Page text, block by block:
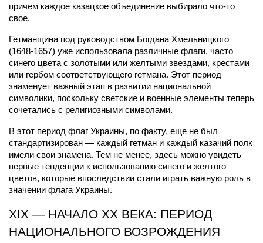
причем каждое казацкое объединение выбирало что-то
свое.
Гетманщина под руководством Богдана Хмельницкого
(1648-1657) уже использовала различные флаги, часто
синего цвета с золотыми или желтыми звездами, крестами
или гербом соответствующего гетмана. Этот период
знаменует важный этап в развитии национальной
символики, поскольку светские и военные элементы теперь
сочетались с религиозными символами.
В этот период флаг Украины, по факту, еще не был
стандартизирован — каждый гетман и каждый казачий полк
имели свои знамена. Тем не менее, здесь можно увидеть
первые тенденции к использованию синего и желтого
цветов, которые впоследствии стали играть важную роль в
значении флага Украины.
XIX — НАЧАЛО XX ВЕКА: ПЕРИОД
НАЦИОНАЛЬНОГО ВОЗРОЖДЕНИЯ